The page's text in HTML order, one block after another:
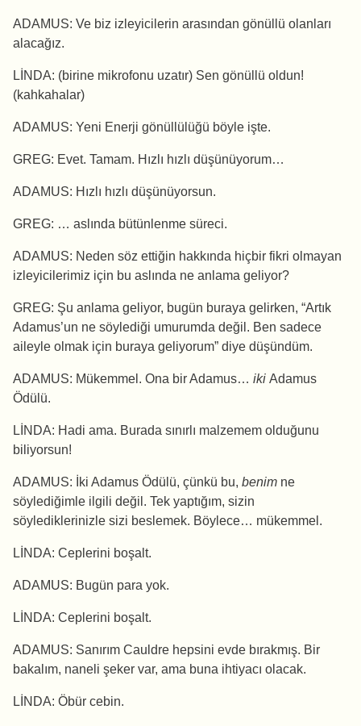
ADAMUS: Ve biz izleyicilerin arasından gönüllü olanları
alacağız.
LİNDA: (birine mikrofonu uzatır) Sen gönüllü oldun!
(kahkahalar)
ADAMUS: Yeni Enerji gönüllülüğü böyle işte.
GREG: Evet. Tamam. Hızlı hızlı düşünüyorum…
ADAMUS: Hızlı hızlı düşünüyorsun.
GREG: … aslında bütünlenme süreci.
ADAMUS: Neden söz ettiğin hakkında hiçbir fikri olmayan
izleyicilerimiz için bu aslında ne anlama geliyor?
GREG: Şu anlama geliyor, bugün buraya gelirken, “Artık
Adamus’un ne söylediği umurumda değil. Ben sadece
aileyle olmak için buraya geliyorum” diye düşündüm.
ADAMUS: Mükemmel. Ona bir Adamus… iki Adamus
Ödülü.
LİNDA: Hadi ama. Burada sınırlı malzemem olduğunu
biliyorsun!
ADAMUS: İki Adamus Ödülü, çünkü bu, benim ne
söylediğimle ilgili değil. Tek yaptığım, sizin
söylediklerinizle sizi beslemek. Böylece… mükemmel.
LİNDA: Ceplerini boşalt.
ADAMUS: Bugün para yok.
LİNDA: Ceplerini boşalt.
ADAMUS: Sanırım Cauldre hepsini evde bırakmış. Bir
bakalım, naneli şeker var, ama buna ihtiyacı olacak.
LİNDA: Öbür cebin.